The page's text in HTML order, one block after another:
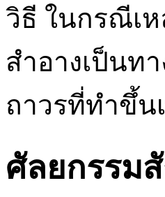
วิธี ในกรณีเ
สำอางเป็นท
ถาวรที่ทำขึ้น
ศัลยกรรม